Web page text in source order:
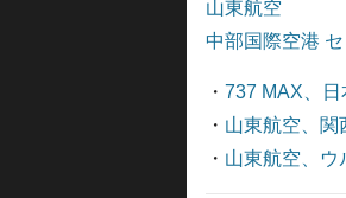
山東航空
中部国際空港
・ 737 MAX、
・ 山東航空、
・ 山東航空、